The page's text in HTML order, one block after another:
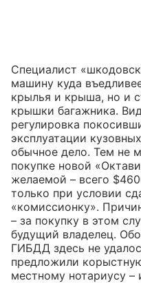
Специалист
машину куда
крылья и крыша, но и
крышки багажника.
регулировка
эксплуатации
обычное дело. Тем не
покупке новой
желаемой – всего
только при условии
«комиссионку».
– за покупку в этом
будущий владелец.
ГИБДД здесь не
предложили
местному нотариусу –